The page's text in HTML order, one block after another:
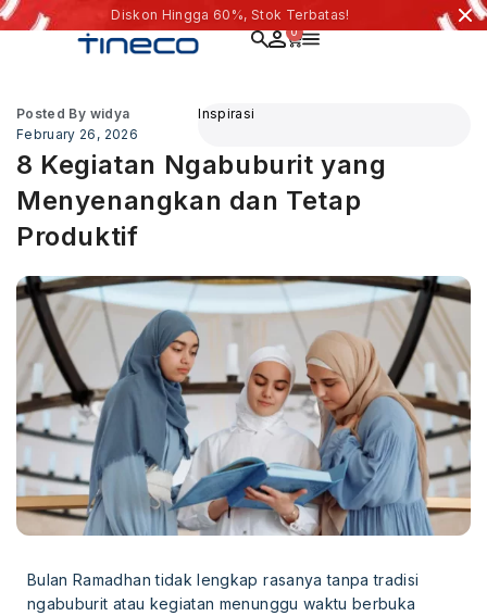
Diskon Hingga 60%, Stok Terbatas!
0
Posted By widya
February 26, 2026
Inspirasi
8 Kegiatan Ngabuburit yang
Menyenangkan dan Tetap
Produktif
Bulan Ramadhan tidak lengkap rasanya tanpa tradisi
ngabuburit atau kegiatan menunggu waktu berbuka